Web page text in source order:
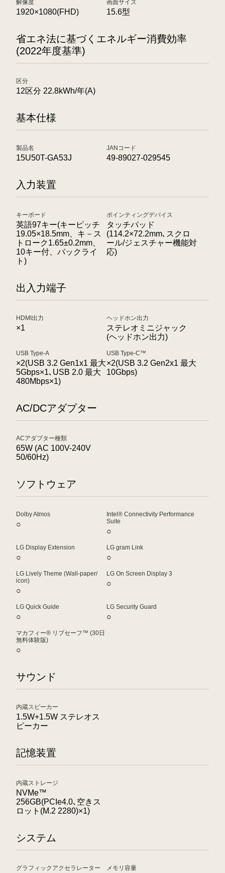
解像度
1920×1080(FHD)
画面サイズ
15.6型
省エネ法に基づくエネルギー消費効率
(2022年度基準)
区分
12区分 22.8kWh/年(A)
基本仕様
製品名
15U50T-GA53J
JANコード
49-89027-029545
入力装置
キーボード
英語97キー(キーピッチ
19.05×18.5mm、キ－ス
トローク1.65±0.2mm、
10キー付、バックライ
ト)
ポインティングデバイス
タッチパッド
(114.2×72.2mm､スクロ
ール/ジェスチャー機能対
応)
出入力端子
HDMI出力
×1
ヘッドホン出力
ステレオミニジャック
(ヘッドホン出力)
USB Type-A
×2(USB 3.2 Gen1x1 最大
5Gbps×1､USB 2.0 最大
480Mbps×1)
USB Type-C™
×2(USB 3.2 Gen2x1 最大
10Gbps)
AC/DCアダプター
ACアダプター種類
65W (AC 100V-240V
50/60Hz)
ソフトウェア
Dolby Atmos
○
Intel® Connectivity Performance
Suite
○
LG Display Extension
○
LG gram Link
○
LG Lively Theme (Wall-paper/
icon)
○
LG On Screen Display 3
○
LG Quick Guide
○
LG Security Guard
○
マカフィー® リブセーフ™ (30日
無料体験版)
○
サウンド
内蔵スピーカー
1.5W+1.5W ステレオス
ピーカー
記憶装置
内蔵ストレージ
NVMe™
256GB(PCIe4.0､空きス
ロット(M.2 2280)×1)
システム
グラフィックアクセラレーター メモリ容量